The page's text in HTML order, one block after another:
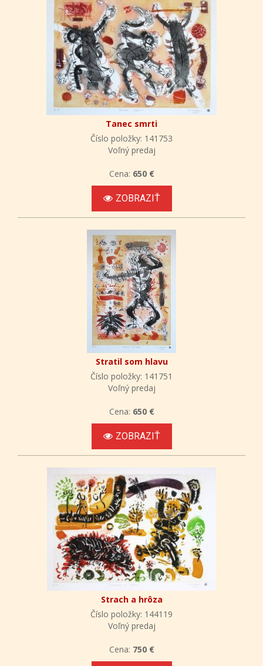
Tanec smrti
Číslo položky: 141753
Voľný predaj
Cena: 650 €
ZOBRAZIŤ
Stratil som hlavu
Číslo položky: 141751
Voľný predaj
Cena: 650 €
ZOBRAZIŤ
Strach a hrôza
Číslo položky: 144119
Voľný predaj
Cena: 750 €